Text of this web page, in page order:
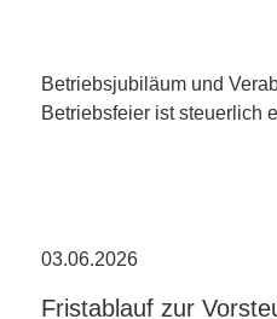
Betriebsjubiläum und
Betriebsfeier ist steuerlich
03.06.2026
Fristablauf zur